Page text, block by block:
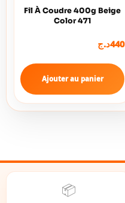
Fil À Coudre 400g Beige
Color 471
440د.ج
Ajouter au panier
📦